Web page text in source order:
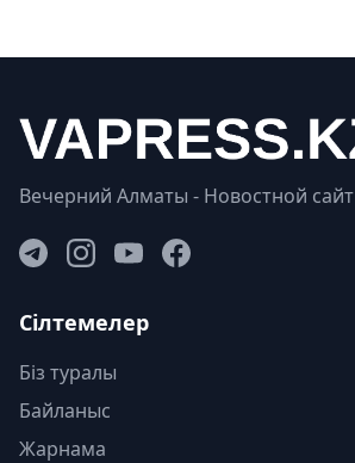
Вечерний Алматы - Новостной сайт
Сілтемелер
Біз туралы
Байланыс
Жарнама